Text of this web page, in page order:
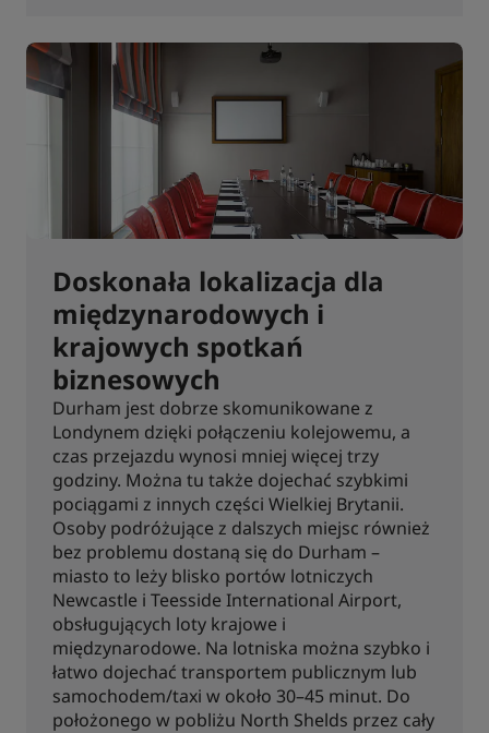
Doskonała lokalizacja dla
międzynarodowych i
krajowych spotkań
biznesowych
Durham jest dobrze skomunikowane z
Londynem dzięki połączeniu kolejowemu, a
czas przejazdu wynosi mniej więcej trzy
godziny. Można tu także dojechać szybkimi
pociągami z innych części Wielkiej Brytanii.
Osoby podróżujące z dalszych miejsc również
bez problemu dostaną się do Durham –
miasto to leży blisko portów lotniczych
Newcastle i Teesside International Airport,
obsługujących loty krajowe i
międzynarodowe. Na lotniska można szybko i
łatwo dojechać transportem publicznym lub
samochodem/taxi w około 30–45 minut. Do
położonego w pobliżu North Shelds przez cały